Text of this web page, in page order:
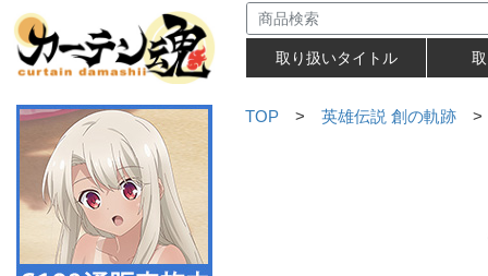
取り扱いタイトル
TOP > 英雄伝説 創の軌跡 >